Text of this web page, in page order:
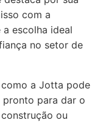
com a
escolha ideal
no setor de
como a Jotta pode
pronto para dar o
ou